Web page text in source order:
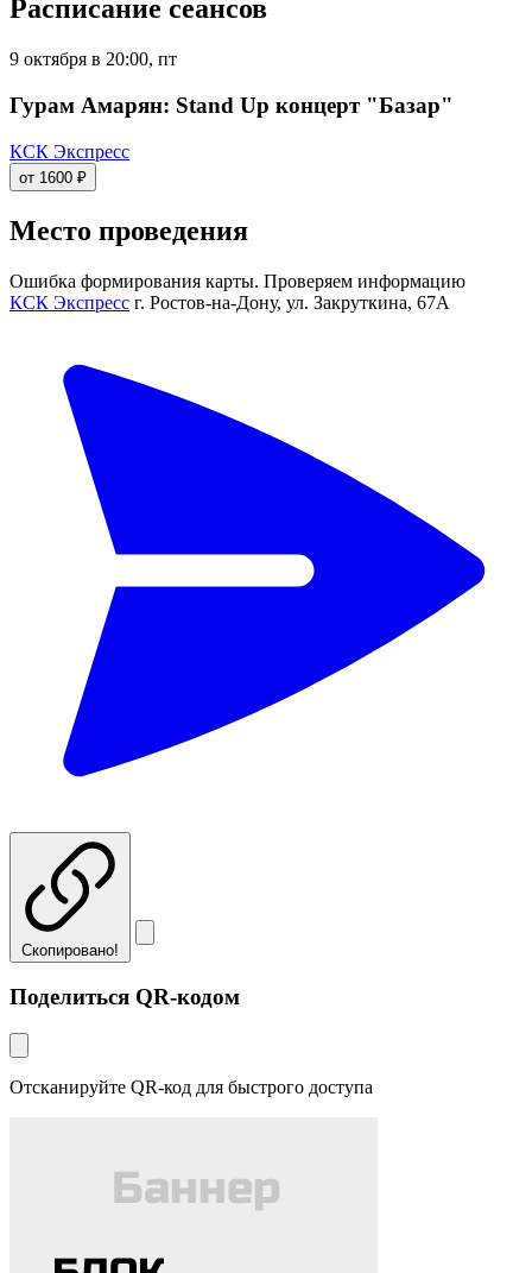
Расписание сеансов
9 октября в 20:00, пт
Гурам Амарян: Stand Up концерт "Базар"
КСК Экспресс
от 1600 ₽
Место проведения
Ошибка формирования карты. Проверяем информацию
КСК Экспресс г. Ростов-на-Дону, ул. Закруткина, 67А
Скопировано!
Поделиться QR-кодом
Отсканируйте QR-код для быстрого доступа